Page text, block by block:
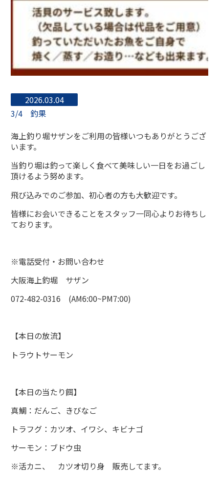
2026.03.04
3/4 釣果
海上釣り堀サザンをご利用の皆様いつもありがとうござ
います。
当釣り堀は釣って楽しく食べて美味しい一日をお過ごし
頂けるよう努めます。
飛び込みでのご参加、初心者の方も大歓迎です。
皆様にお会いできることをスタッフ一同心よりお待ちし
ております。
※電話受付・お問い合わせ
大阪海上釣堀 サザン
072-482-0316 (AM6:00~PM7:00)
【本日の放流】
トラウトサーモン
【本日の当たり餌】
真鯛：だんご、きびなご
トラフグ：カツオ、イワシ、キビナゴ
サーモン：ブドウ虫
※活カニ、 カツオ切り身 販売してます。